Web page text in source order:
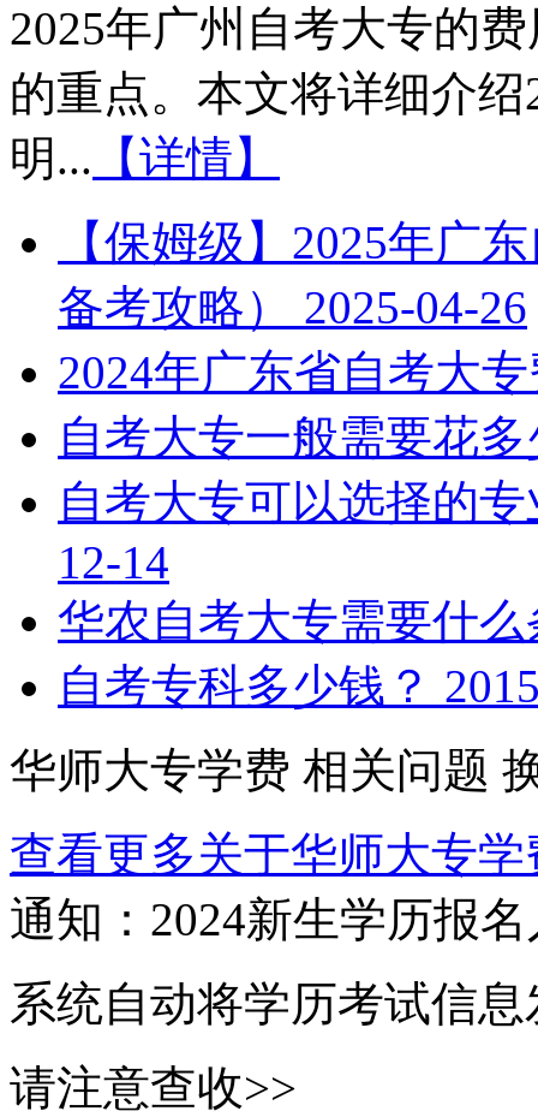
2025年广州自考大专的
的重点。本文将详细介
明... 【详情】
【保姆级】2025年广
备考攻略）
2025-04-26
2024年广东省自考大
自考大专一般需要花
自考大专可以选择的
12-14
华农自考大专需要什
自考专科多少钱？
华师大专学费 相关问题
查看更多关于华师大专学
通知：2024新生学历报名
系统自动将学历考试信
请注意查收>>